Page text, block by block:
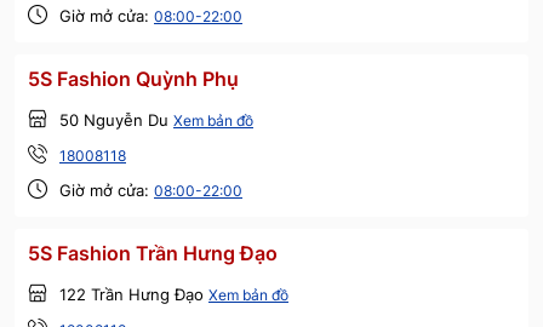
Giờ mở cửa: 08:00-22:00
5S Fashion Quỳnh Phụ
50 Nguyễn Du Xem bản đồ
18008118
Giờ mở cửa: 08:00-22:00
5S Fashion Trần Hưng Đạo
122 Trần Hưng Đạo Xem bản đồ